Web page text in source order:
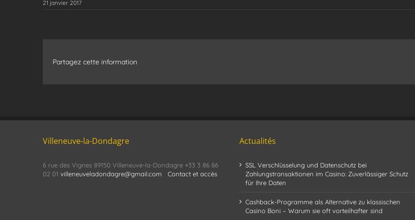
21 janvier 2017
Partagez cette information
Villeneuve-la-Dondagre
6 rue des Vignes 89150 Villeneuve-la-Dondagre +33 3 86 86
02 01 villeneuveladondagre@gmail.com Contact et accès
Actualités
SSL Verschlüsselung und Datenschutz bei
Zahlungstransaktionen im Casino: Zuverlässiger Schutz
für Ihre Daten
Cashback-Programme als Alternative zu klassischen
Casino Boni – Warum sie oft vorteilhafter sind